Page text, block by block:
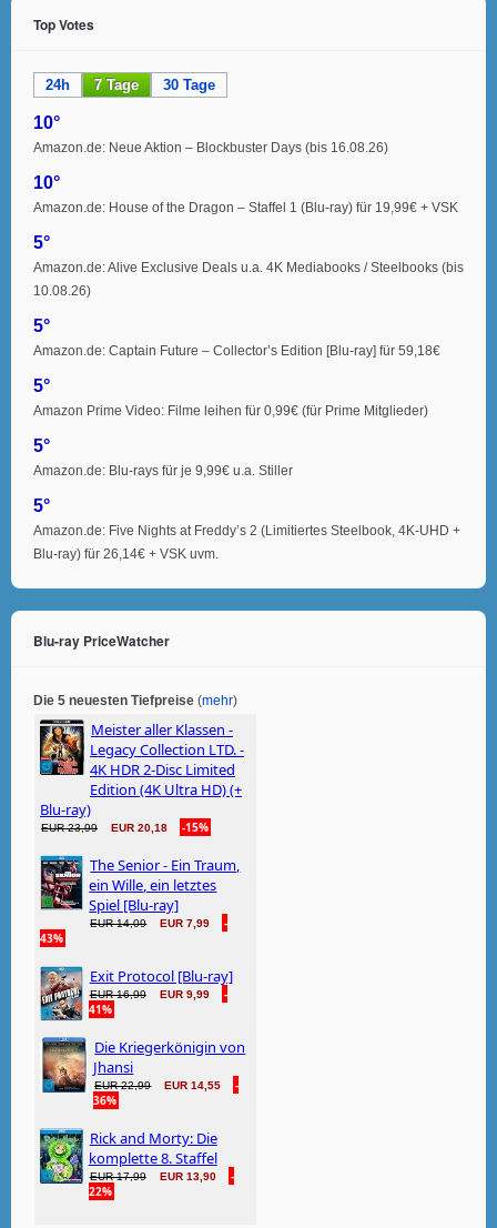
Top Votes
24h 7 Tage 30 Tage
10°
Amazon.de: Neue Aktion – Blockbuster Days (bis 16.08.26)
10°
Amazon.de: House of the Dragon – Staffel 1 (Blu-ray) für 19,99€ + VSK
5°
Amazon.de: Alive Exclusive Deals u.a. 4K Mediabooks / Steelbooks (bis
10.08.26)
5°
Amazon.de: Captain Future – Collector’s Edition [Blu-ray] für 59,18€
5°
Amazon Prime Video: Filme leihen für 0,99€ (für Prime Mitglieder)
5°
Amazon.de: Blu-rays für je 9,99€ u.a. Stiller
5°
Amazon.de: Five Nights at Freddy’s 2 (Limitiertes Steelbook, 4K-UHD +
Blu-ray) für 26,14€ + VSK uvm.
Blu-ray PriceWatcher
Die 5 neuesten Tiefpreise (mehr)